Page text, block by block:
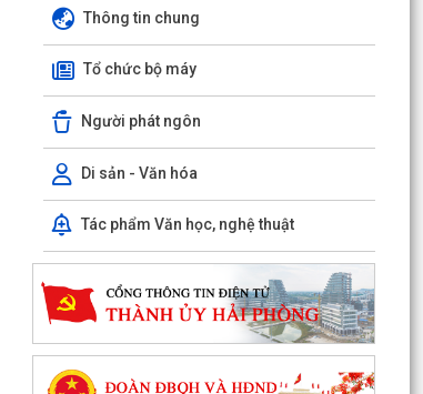
Thông tin chung
Tổ chức bộ máy
Người phát ngôn
Di sản - Văn hóa
Tác phẩm Văn học, nghệ thuật
PHƯỜNG CHU VĂN AN TỔ CHỨC ĐỐI THOẠI VỚI
CÁC HỘ DÂN LIÊN QUAN ĐẾN DỰ ÁN KHU DU
LỊCH, DỊCH VỤ VÀ DÂN...
PHƯỜNG CHU VĂN AN TỔ CHỨC ĐỐI THOẠI VỀ
PHƯƠNG ÁN BỒI THƯỜNG, HỖ TRỢ GIẢI PHÓNG